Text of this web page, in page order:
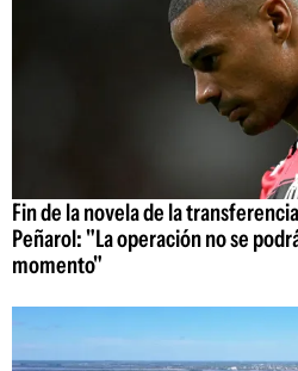
Fin de la novela de la
Peñarol: "La operación no se
momento"